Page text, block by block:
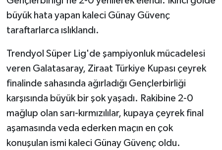
büyük hata yapan kaleci Günay Güvenç
taraftarlarca ıslıklandı.
Trendyol Süper Lig'de şampiyonluk mücadelesi
veren Galatasaray, Ziraat Türkiye Kupası çeyrek
finalinde sahasında ağırladığı Gençlerbirliği
karşısında büyük bir şok yaşadı. Rakibine 2-0
mağlup olan sarı-kırmızılılar, kupaya çeyrek final
aşamasında veda ederken maçın en çok
konuşulan ismi kaleci Günay Güvenç oldu.